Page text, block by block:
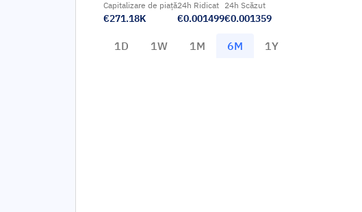
Capitalizare de piață
€271.18K
24h Ridicat
€0.001499
24h Scăzut
€0.001359
1D 1W 1M 6M 1Y